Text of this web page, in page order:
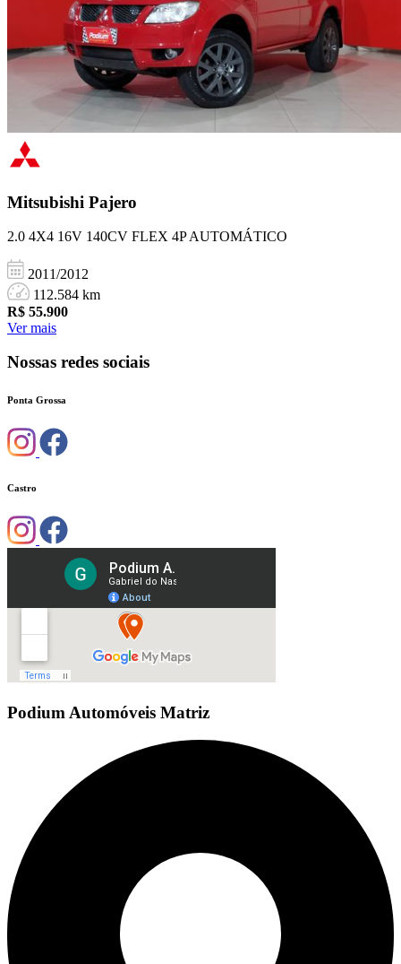
Mitsubishi Pajero
2.0 4X4 16V 140CV FLEX 4P AUTOMÁTICO
2011/2012
112.584 km
R$ 55.900
Ver mais
Nossas redes sociais
Ponta Grossa
Castro
Podium Automóveis Matriz